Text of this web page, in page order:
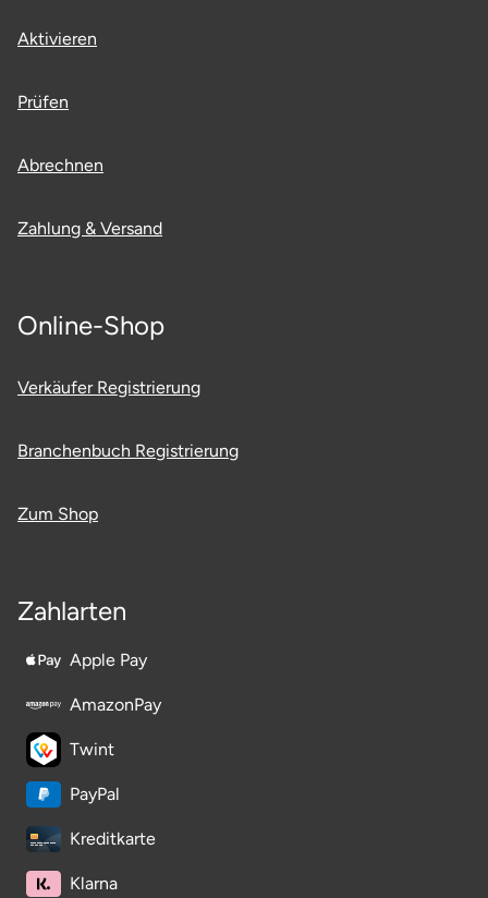
Aktivieren
Prüfen
Abrechnen
Zahlung & Versand
Online-Shop
Verkäufer Registrierung
Branchenbuch Registrierung
Zum Shop
Zahlarten
Apple Pay
AmazonPay
Twint
PayPal
Kreditkarte
Klarna